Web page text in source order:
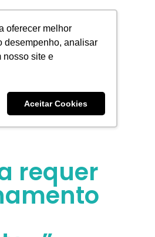
oferecer melhor
desempenho, analisar
nosso site e
Aceitar Cookies
UMA CONSULTA
requer